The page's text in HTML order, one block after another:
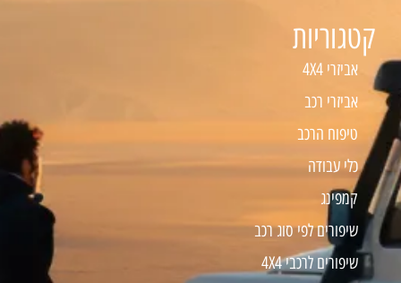
קטגוריות
אביזרי 4X4
אביזרי רכב
טיפוח הרכב
כלי עבודה
קמפינג
שיפורים לפי סוג רכב
שיפורים לרכבי 4X4